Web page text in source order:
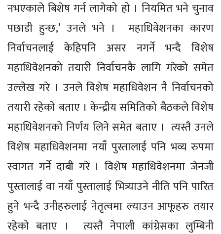
नभएकाले बिशेष गर्न लागेको हो । नियमित भने चुनाव
पछाडी हुन्छ,’ उनले भने । महाधिवेशनका कारण
निर्वाचनलाई केहिपनि असर नगर्ने भन्दै विशेष
महाधिवेशनको तयारी निर्वाचनकै लागि गरेको समेत
उल्लेख गरे । उनले विशेष महाधिवेशन नै निर्वाचनको
तयारी रहेको बताए । केन्द्रीय समितिको बैठकले विशेष
महाधिवेशनको निर्णय लिने समेत बताए । त्यस्तै उनले
विशेष महाधिवेशनमा नयाँ पुस्तालाई पनि भव्य रुपमा
स्वागत गर्ने दाबी गरे । विशेष महाधिवेशनमा जेनजी
पुस्तालाई वा नयाँ पुस्तालाई भित्र्याउने नीति पनि पारित
हुने भन्दै उनीहरुलाई नेतृत्वमा ल्याउन आफूहरु तयार
रहेको बताए । त्यस्तै नेपाली कांग्रेसका लुम्बिनी